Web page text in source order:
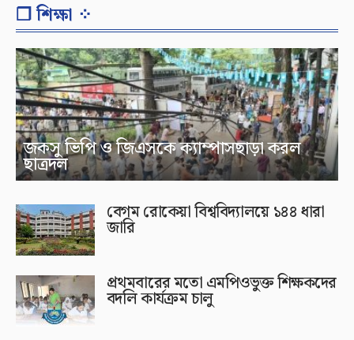
❐ শিক্ষা ⁘
জকসু ভিপি ও জিএসকে ক্যাম্পাসছাড়া করল
ছাত্রদল
বেগম রোকেয়া বিশ্ববিদ্যালয়ে ১৪৪ ধারা
জারি
প্রথমবারের মতো এমপিওভুক্ত শিক্ষকদের
বদলি কার্যক্রম চালু